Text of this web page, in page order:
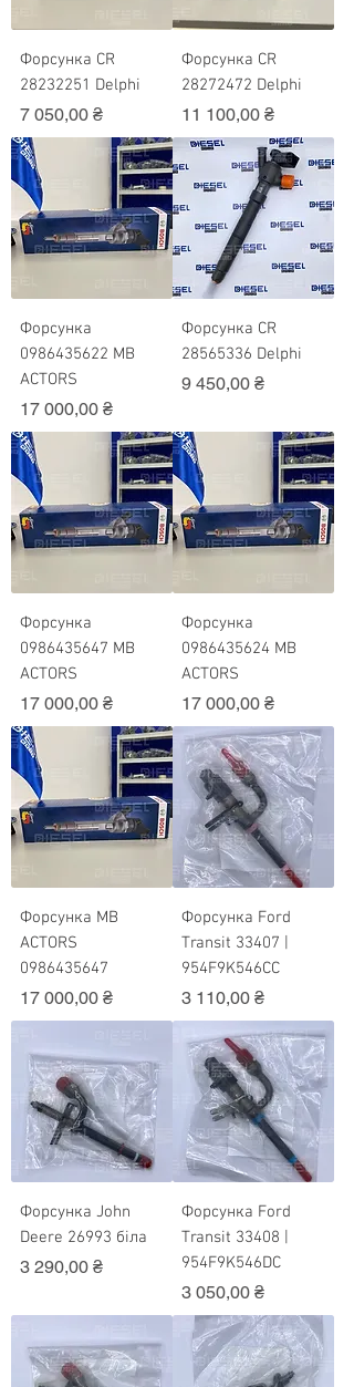
Форсунка CR
28232251 Delphi
Ціна
7 050,00 ₴
Форсунка CR
28272472 Delphi
Ціна
11 100,00 ₴
Форсунка
0986435622 MB
ACTORS
Ціна
17 000,00 ₴
Форсунка CR
28565336 Delphi
Ціна
9 450,00 ₴
Форсунка
0986435647 MB
ACTORS
Ціна
17 000,00 ₴
Форсунка
0986435624 MB
ACTORS
Ціна
17 000,00 ₴
Форсунка MB
ACTORS
0986435647
Ціна
17 000,00 ₴
Форсунка Ford
Transit 33407 |
954F9K546CC
Ціна
3 110,00 ₴
Форсунка John
Deere 26993 біла
Ціна
3 290,00 ₴
Форсунка Ford
Transit 33408 |
954F9K546DC
Ціна
3 050,00 ₴